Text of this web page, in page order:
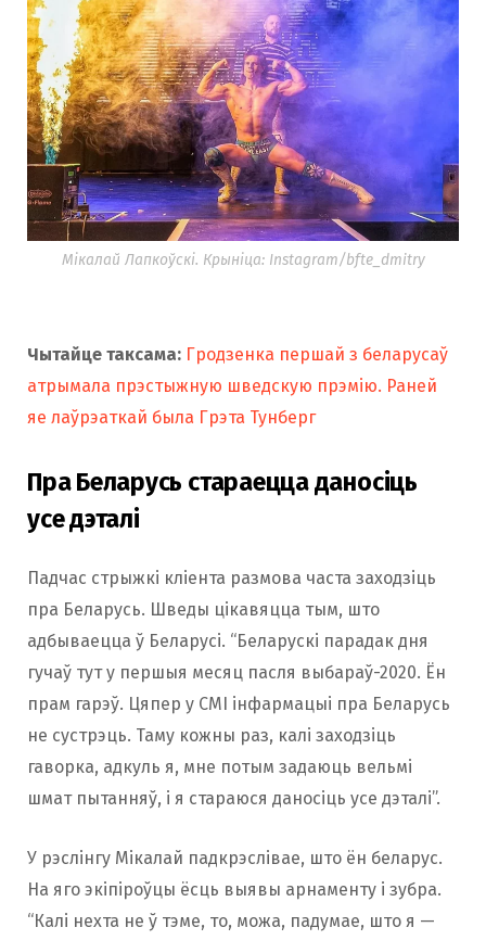
Мікалай Лапкоўскі. Крыніца: Instagram/bfte_dmitry
Чытайце таксама: Гродзенка першай з беларусаў
атрымала прэстыжную шведскую прэмію. Раней
яе лаўрэаткай была Грэта Тунберг
Пра Беларусь стараецца даносіць
усе дэталі
Падчас стрыжкі кліента размова часта заходзіць
пра Беларусь. Шведы цікавяцца тым, што
адбываецца ў Беларусі. “Беларускі парадак дня
гучаў тут у першыя месяц пасля выбараў-2020. Ён
прам гарэў. Цяпер у СМІ інфармацыі пра Беларусь
не сустрэць. Таму кожны раз, калі заходзіць
гаворка, адкуль я, мне потым задаюць вельмі
шмат пытанняў, і я стараюся даносіць усе дэталі”.
У рэслінгу Мікалай падкрэслівае, што ён беларус.
На яго экіпіроўцы ёсць выявы арнаменту і зубра.
“Калі нехта не ў тэме, то, можа, падумае, што я —